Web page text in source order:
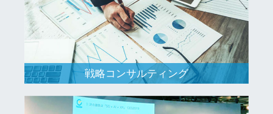
戦略コンサルティング